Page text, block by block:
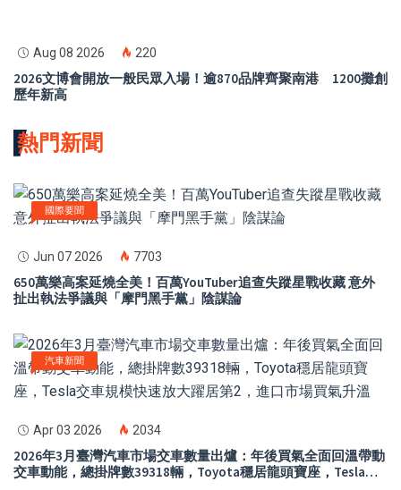
Aug 08 2026 220
2026文博會開放一般民眾入場！逾870品牌齊聚南港 1200攤創
歷年新高
熱門新聞
國際要聞
Jun 07 2026 7703
650萬樂高案延燒全美！百萬YouTuber追查失蹤星戰收藏 意外
扯出執法爭議與「摩門黑手黨」陰謀論
汽車新聞
Apr 03 2026 2034
2026年3月臺灣汽車市場交車數量出爐：年後買氣全面回溫帶動
交車動能，總掛牌數39318輛，Toyota穩居龍頭寶座，Tesla交